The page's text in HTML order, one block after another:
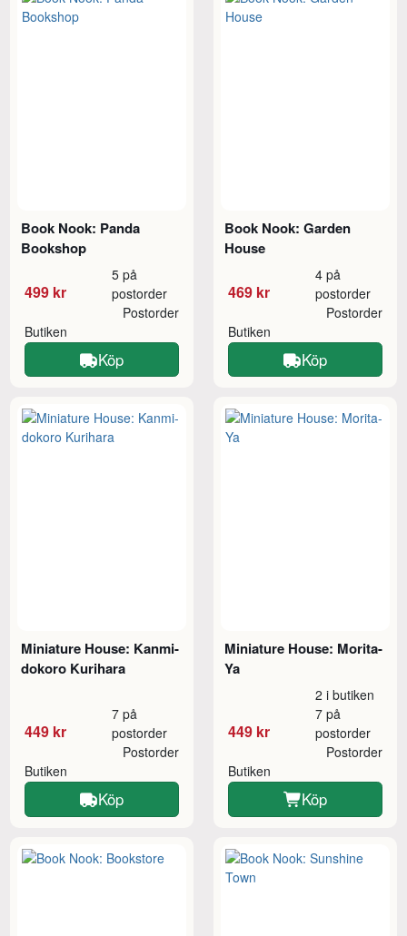
Book Nook: Panda
Bookshop
499 kr
5 på
postorder
Butiken
Postorder
Köp
Book Nook: Garden
House
469 kr
4 på
postorder
Butiken
Postorder
Köp
Miniature House: Kanmi-
dokoro Kurihara
449 kr
7 på
postorder
Butiken
Postorder
Köp
Miniature House: Morita-
Ya
449 kr
2 i butiken
7 på
postorder
Butiken
Postorder
Köp